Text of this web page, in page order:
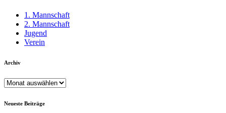
1. Mannschaft
2. Mannschaft
Jugend
Verein
Archiv
Archiv
Neueste Beiträge